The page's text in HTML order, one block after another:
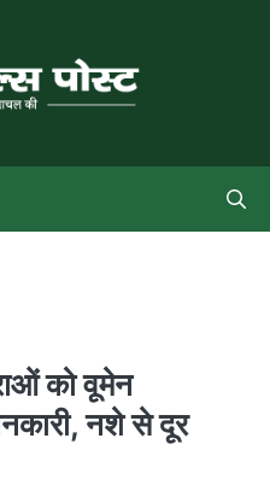
को वूमेन
नशे से दूर